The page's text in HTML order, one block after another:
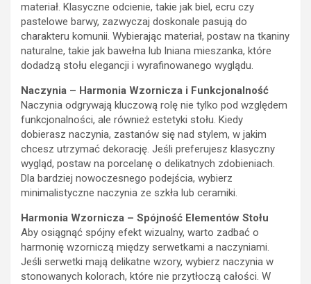
materiał. Klasyczne odcienie, takie jak biel, ecru czy
pastelowe barwy, zazwyczaj doskonale pasują do
charakteru komunii. Wybierając materiał, postaw na tkaniny
naturalne, takie jak bawełna lub lniana mieszanka, które
dodadzą stołu elegancji i wyrafinowanego wyglądu.
Naczynia – Harmonia Wzornicza i Funkcjonalność
Naczynia odgrywają kluczową rolę nie tylko pod względem
funkcjonalności, ale również estetyki stołu. Kiedy
dobierasz naczynia, zastanów się nad stylem, w jakim
chcesz utrzymać dekorację. Jeśli preferujesz klasyczny
wygląd, postaw na porcelanę o delikatnych zdobieniach.
Dla bardziej nowoczesnego podejścia, wybierz
minimalistyczne naczynia ze szkła lub ceramiki.
Harmonia Wzornicza – Spójność Elementów Stołu
Aby osiągnąć spójny efekt wizualny, warto zadbać o
harmonię wzorniczą między serwetkami a naczyniami.
Jeśli serwetki mają delikatne wzory, wybierz naczynia w
stonowanych kolorach, które nie przytłoczą całości. W